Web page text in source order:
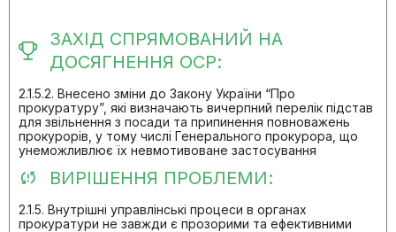
ЗАХІД СПРЯМОВАНИЙ НА
ДОСЯГНЕННЯ ОСР:
2.1.5.2. Внесено зміни до Закону України “Про
прокуратуру”, які визначають вичерпний перелік підстав
для звільнення з посади та припинення повноважень
прокурорів, у тому числі Генерального прокурора, що
унеможливлює їх невмотивоване застосування
ВИРІШЕННЯ ПРОБЛЕМИ:
2.1.5. Внутрішні управлінські процеси в органах
прокуратури не завжди є прозорими та ефективними